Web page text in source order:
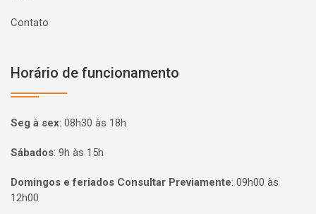
Contato
Horário de funcionamento
Seg à sex: 08h30 às 18h
Sábados: 9h às 15h
Domingos e feriados Consultar Previamente: 09h00 às
12h00